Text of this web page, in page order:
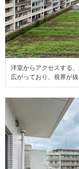
洋室からアクセスする
広がっており、視界が抜